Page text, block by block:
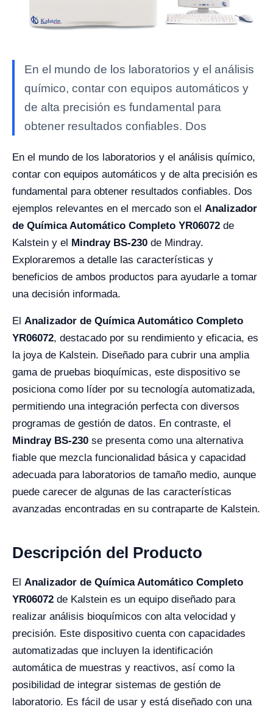
En el mundo de los laboratorios y el análisis
químico, contar con equipos automáticos y
de alta precisión es fundamental para
obtener resultados confiables. Dos
En el mundo de los laboratorios y el análisis químico,
contar con equipos automáticos y de alta precisión es
fundamental para obtener resultados confiables. Dos
ejemplos relevantes en el mercado son el Analizador
de Química Automático Completo YR06072 de
Kalstein y el Mindray BS-230 de Mindray.
Exploraremos a detalle las características y
beneficios de ambos productos para ayudarle a tomar
una decisión informada.
El Analizador de Química Automático Completo
YR06072, destacado por su rendimiento y eficacia, es
la joya de Kalstein. Diseñado para cubrir una amplia
gama de pruebas bioquímicas, este dispositivo se
posiciona como líder por su tecnología automatizada,
permitiendo una integración perfecta con diversos
programas de gestión de datos. En contraste, el
Mindray BS-230 se presenta como una alternativa
fiable que mezcla funcionalidad básica y capacidad
adecuada para laboratorios de tamaño medio, aunque
puede carecer de algunas de las características
avanzadas encontradas en su contraparte de Kalstein.
Descripción del Producto
El Analizador de Química Automático Completo
YR06072 de Kalstein es un equipo diseñado para
realizar análisis bioquímicos con alta velocidad y
precisión. Este dispositivo cuenta con capacidades
automatizadas que incluyen la identificación
automática de muestras y reactivos, así como la
posibilidad de integrar sistemas de gestión de
laboratorio. Es fácil de usar y está diseñado con una